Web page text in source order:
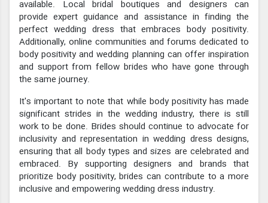
available. Local bridal boutiques and designers can
provide expert guidance and assistance in finding the
perfect wedding dress that embraces body positivity.
Additionally, online communities and forums dedicated to
body positivity and wedding planning can offer inspiration
and support from fellow brides who have gone through
the same journey.
It's important to note that while body positivity has made
significant strides in the wedding industry, there is still
work to be done. Brides should continue to advocate for
inclusivity and representation in wedding dress designs,
ensuring that all body types and sizes are celebrated and
embraced. By supporting designers and brands that
prioritize body positivity, brides can contribute to a more
inclusive and empowering wedding dress industry.